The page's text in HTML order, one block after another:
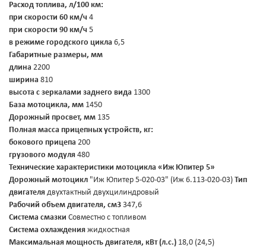
Расход топлива, л/100 км:
при скорости 60 км/ч 4
при скорости 90 км/ч 5
в режиме городского цикла 6,5
Габаритные размеры, мм
длина 2200
ширина 810
высота с зеркалами заднего вида 1300
База мотоцикла, мм 1450
Дорожный просвет, мм 135
Полная масса прицепных устройств, кг:
бокового прицепа 200
грузового модуля 480
Технические характеристики мотоцикла «Иж Юпитер 5»
Дорожный мотоцикл "Иж Юпитер 5-020-03" (Иж 6.113-020-03) Тип
двигателя двухтактный двухцилиндровый
Рабочий объем двигателя, см3 347,6
Система смазки Совместно с топливом
Система охлаждения жидкостная
Максимальная мощность двигателя, кВт (л.с.) 18,0 (24,5)